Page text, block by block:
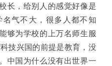
长，给别人的感觉好像是
气不大，很多人都不知
够为学校的上万名师生服
技兴国的前提是教育，没
中国为什么没有出世界一